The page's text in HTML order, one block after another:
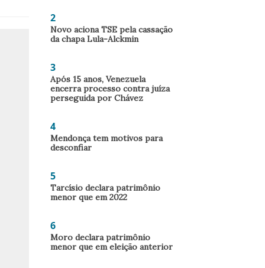
2
Novo aciona TSE pela cassação
da chapa Lula-Alckmin
3
Após 15 anos, Venezuela
encerra processo contra juíza
perseguida por Chávez
4
Mendonça tem motivos para
desconfiar
5
Tarcísio declara patrimônio
menor que em 2022
6
Moro declara patrimônio
menor que em eleição anterior